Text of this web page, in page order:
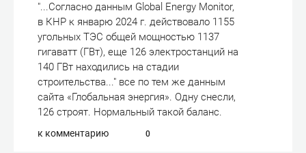
"...Согласно данным Global Energy Monitor,
в КНР к январю 2024 г. действовало 1155
угольных ТЭС общей мощностью 1137
гигаватт (ГВт), еще 126 электростанций на
140 ГВт находились на стадии
строительства..." все по тем же данным
сайта «Глобальная энергия». Одну снесли,
126 строят. Нормальный такой баланс.
к комментарию 0